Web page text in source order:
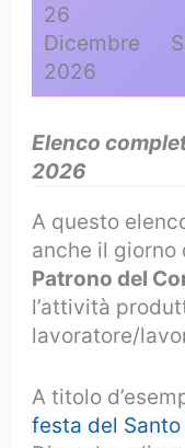
26
Dicembre
2026
Elenco
2026
A questo
anche il giorno
Patrono del
l’attività
lavoratore/
A titolo
festa del